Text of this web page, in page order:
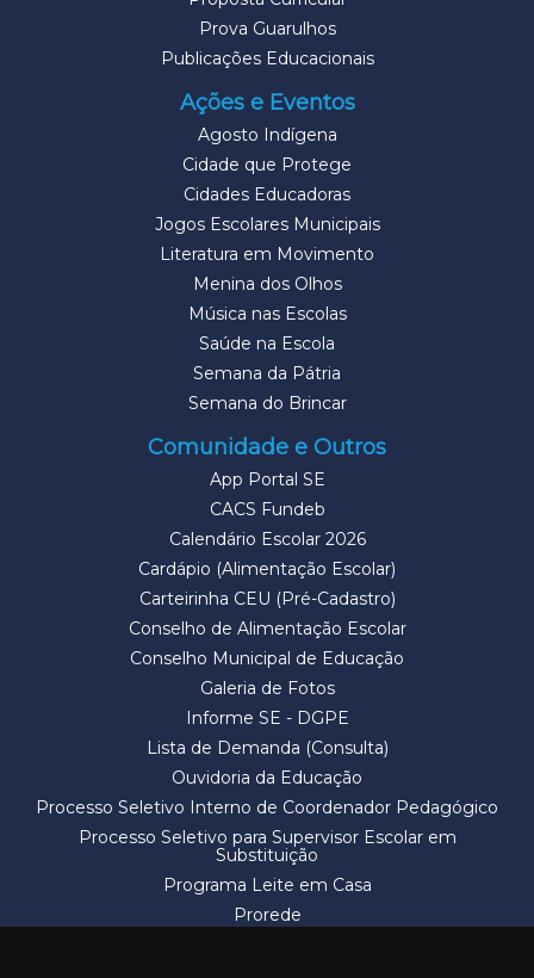
Prova Guarulhos
Publicações Educacionais
Ações e Eventos
Agosto Indígena
Cidade que Protege
Cidades Educadoras
Jogos Escolares Municipais
Literatura em Movimento
Menina dos Olhos
Música nas Escolas
Saúde na Escola
Semana da Pátria
Semana do Brincar
Comunidade e Outros
App Portal SE
CACS Fundeb
Calendário Escolar 2026
Cardápio (Alimentação Escolar)
Carteirinha CEU (Pré-Cadastro)
Conselho de Alimentação Escolar
Conselho Municipal de Educação
Galeria de Fotos
Informe SE - DGPE
Lista de Demanda (Consulta)
Ouvidoria da Educação
Processo Seletivo Interno de Coordenador Pedagógico
Processo Seletivo para Supervisor Escolar em
Substituição
Programa Leite em Casa
Prorede